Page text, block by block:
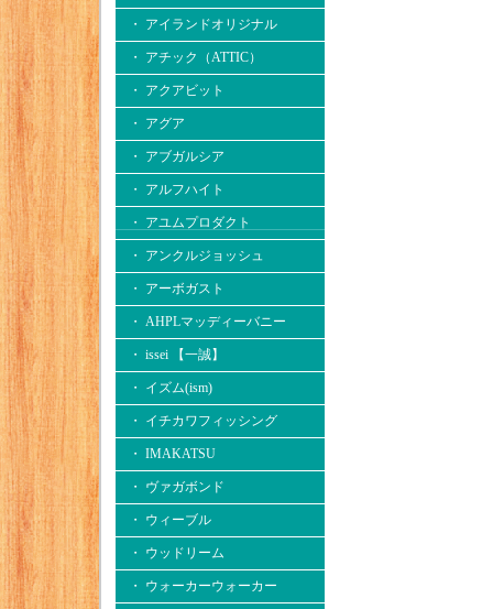
・ アイランドオリジナル
・ アチック（ATTIC）
・ アクアビット
・ アグア
・ アブガルシア
・ アルフハイト
・ アユムプロダクト
・ アンクルジョッシュ
・ アーボガスト
・ AHPLマッディーバニー
・ issei 【一誠】
・ イズム(ism)
・ イチカワフィッシング
・ IMAKATSU
・ ヴァガボンド
・ ウィーブル
・ ウッドリーム
・ ウォーカーウォーカー